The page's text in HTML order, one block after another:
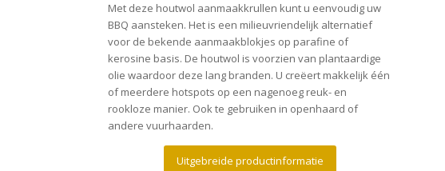
Met deze houtwol aanmaakkrullen kunt u eenvoudig uw
BBQ aansteken. Het is een milieuvriendelijk alternatief
voor de bekende aanmaakblokjes op parafine of
kerosine basis. De houtwol is voorzien van plantaardige
olie waardoor deze lang branden. U creëert makkelijk één
of meerdere hotspots op een nagenoeg reuk- en
rookloze manier. Ook te gebruiken in openhaard of
andere vuurhaarden.
Uitgebreide productinformatie